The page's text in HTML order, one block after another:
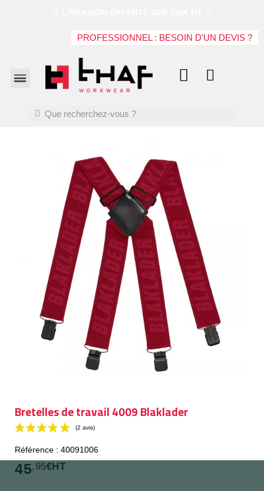
PROFESSIONNEL : BESOIN D'UN DEVIS ?
Bretelles de travail 4009 Blaklader
Référence : 40091006
45,95€HT